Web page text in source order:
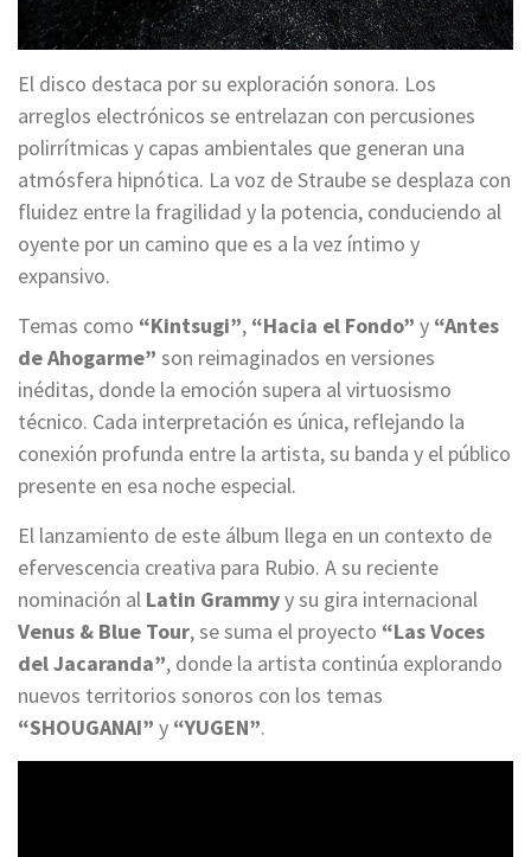
El disco destaca por su exploración sonora. Los
arreglos electrónicos se entrelazan con percusiones
polirrítmicas y capas ambientales que generan una
atmósfera hipnótica. La voz de Straube se desplaza con
fluidez entre la fragilidad y la potencia, conduciendo al
oyente por un camino que es a la vez íntimo y
expansivo.
Temas como “Kintsugi”, “Hacia el Fondo” y “Antes
de Ahogarme” son reimaginados en versiones
inéditas, donde la emoción supera al virtuosismo
técnico. Cada interpretación es única, reflejando la
conexión profunda entre la artista, su banda y el público
presente en esa noche especial.
El lanzamiento de este álbum llega en un contexto de
efervescencia creativa para Rubio. A su reciente
nominación al Latin Grammyy su gira internacional
Venus & Blue Tour, se suma el proyecto “Las Voces
del Jacaranda”, donde la artista continúa explorando
nuevos territorios sonoros con los temas
“SHOUGANAI” y “YUGEN”.